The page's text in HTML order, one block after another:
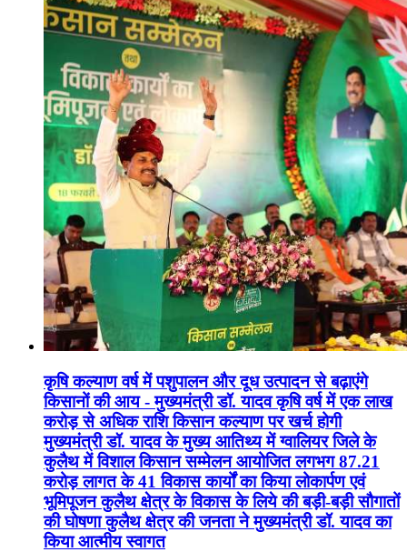
कृषि कल्याण वर्ष में पशुपालन और दूध उत्पादन से बढ़ाएंगे
किसानों की आय - मुख्यमंत्री डॉ. यादव कृषि वर्ष में एक लाख
करोड़ से अधिक राशि किसान कल्याण पर खर्च होगी
मुख्यमंत्री डॉ. यादव के मुख्य आतिथ्य में ग्वालियर जिले के
कुलैथ में विशाल किसान सम्मेलन आयोजित लगभग 87.21
करोड़ लागत के 41 विकास कार्यों का किया लोकार्पण एवं
भूमिपूजन कुलैथ क्षेत्र के विकास के लिये की बड़ी-बड़ी सौगातों
की घोषणा कुलैथ क्षेत्र की जनता ने मुख्यमंत्री डॉ. यादव का
किया आत्मीय स्वागत